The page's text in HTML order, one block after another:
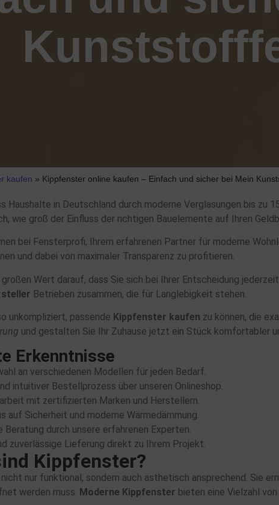
kaufen » Kippfenster online kaufen – Einfach und sicher bei Mein
Haushalte in Deutschland durch moderne Verglasungen bis zu
wie groß der Einfluss der richtigen Bauelemente auf Ihren
bei Fensterprofi, Ihrem erfahrenen Partner für moderne
und dabei von maximaler Transparenz zu profitieren.
Wert darauf, dass Sie sich bei Ihrer Entscheidung
Betrieben zusammen, die für Langlebigkeit stehen.
unkompliziert, passende Kippfenster kaufen zu können, die
und gestalten Sie Ihr Zuhause jetzt ein Stück komfortabler
Erkenntnisse
an verschiedenen Modellen für jeden Bedarf.
intuitiver Bestellprozess über unseren Onlineshop.
mit zertifizierten Marken und Herstellern.
auf Sicherheit und moderne Wärmedämmung.
Beratung durch unsere erfahrenen Experten.
zuverlässige Lieferung direkt zu Ihrem Projekt.
Kippfenster?
nur funktional, sondern auch ästhetisch ansprechend. Sie
werden muss. Moderne Kippfenster bieten eine Vielzahl